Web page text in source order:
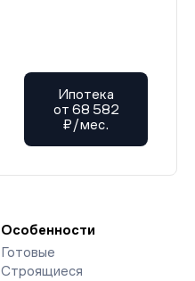
Ипотека
от 68 582
₽/мес.
Особенности
Готовые
Строящиеся